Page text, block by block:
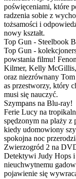
poświęceniami, które
radzenia sobie z
tożsamości i
nowy kształt.
Top Gun - Steelbook
Top Gun -
powstania filmu!
Kilmer, Kelly
oraz niezrównany
as przestworzy, który
musi się nauczyć.
Szympans na Blu-ray!
Ferie Lucy na
spędzonym na plaży z
kiedy udomowiony
spokojna noc
Zwierzogród 2 na
Detektywi Judy Hops
nieuchwytnemu
pojawienie się